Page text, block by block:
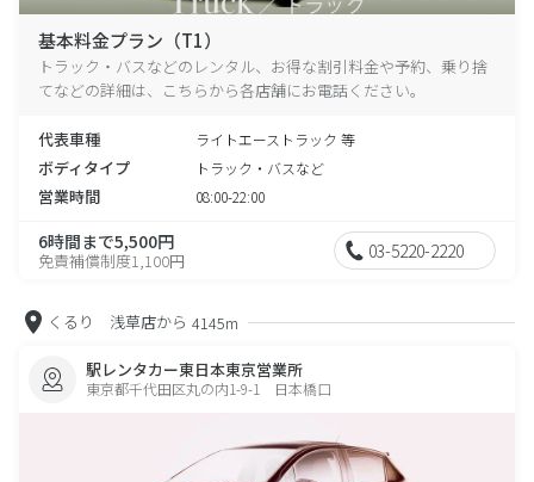
基本料金プラン（T1）
トラック・バスなどのレンタル、お得な割引料金や予約、乗り捨
てなどの詳細は、こちらから各店舗にお電話ください。
代表車種 ライトエーストラック 等
ボディタイプ トラック・バスなど
営業時間 08:00-22:00
6時間まで5,500円
免責補償制度1,100円 03-5220-2220
くるり 浅草店から 4145m
駅レンタカー東日本東京営業所
東京都千代田区丸の内1-9-1 日本橋口